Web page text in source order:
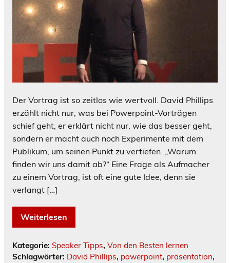
Der Vortrag ist so zeitlos wie wertvoll. David Phillips
erzählt nicht nur, was bei Powerpoint-Vorträgen
schief geht, er erklärt nicht nur, wie das besser geht,
sondern er macht auch noch Experimente mit dem
Publikum, um seinen Punkt zu vertiefen. „Warum
finden wir uns damit ab?“ Eine Frage als Aufmacher
zu einem Vortrag, ist oft eine gute Idee, denn sie
verlangt […]
Weiterlesen
Kategorie: Speaker Tipps, Von den Besten lernen
Schlagwörter: David Phillips, powerpoint, präsentation,